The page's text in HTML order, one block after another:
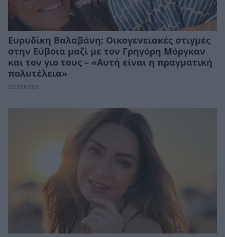
Ευρυδίκη Βαλαβάνη: Οικογενειακές στιγμές
στην Εύβοια μαζί με τον Γρηγόρη Μόργκαν
και τον γιο τους – «Αυτή είναι η πραγματική
πολυτέλεια»
CELEBRITIES